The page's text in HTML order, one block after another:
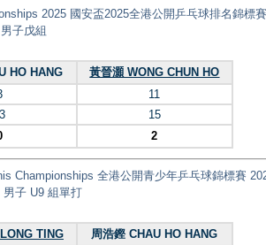
2025 國安盃2025全港公開乒乓球排名錦標
子戊組
HO HANG
黃晉灝 WONG CHUN HO
11
15
2
Championships 全港公開青少年乒乓球錦標賽
子 U9 組單打
TING
周浩鏗 CHAU HO HANG